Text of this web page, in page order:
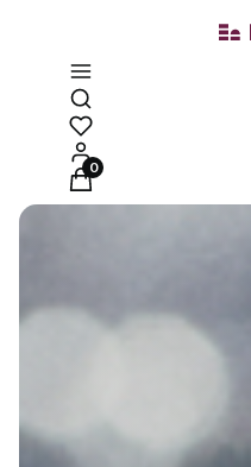
Otwórz wyszukiwarkę
Produkty w koszyku: 0.